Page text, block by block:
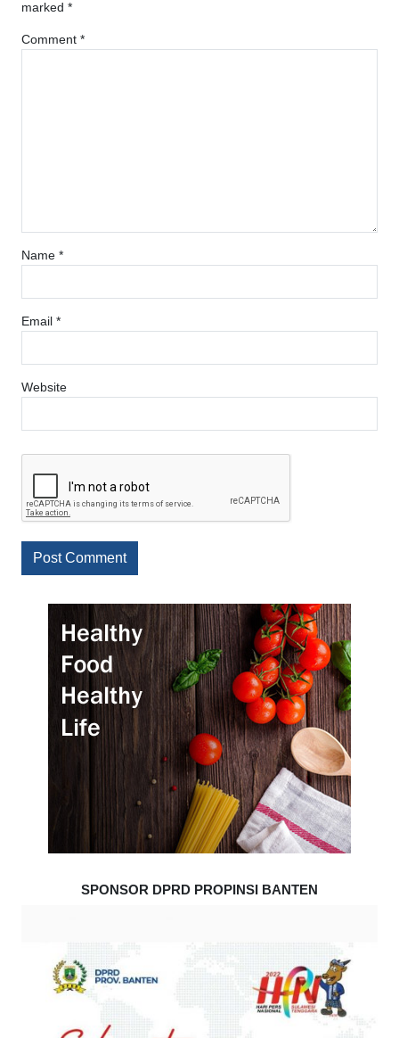
marked *
Comment *
Name *
Email *
Website
SPONSOR DPRD PROPINSI BANTEN